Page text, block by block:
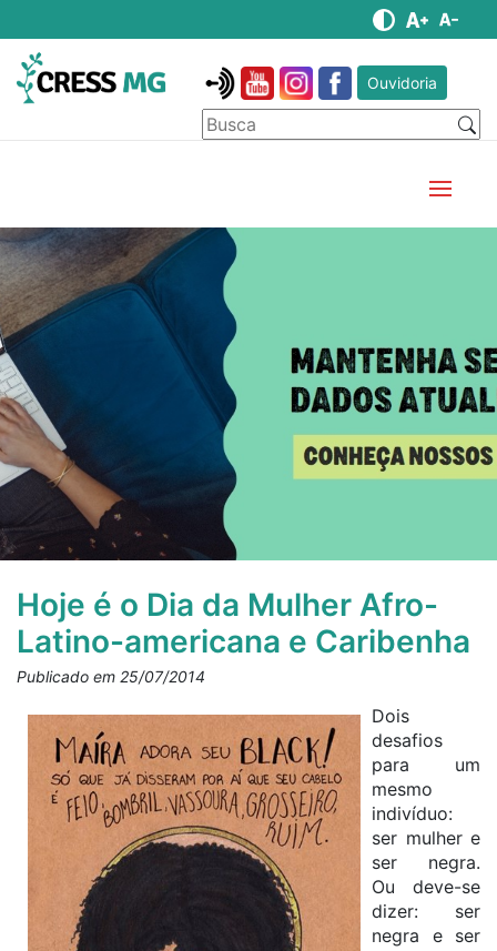
Ouvidoria
Hoje é o Dia da Mulher Afro-
Latino-americana e Caribenha
Publicado em 25/07/2014
Dois
desafios
para um
mesmo
indivíduo:
ser mulher e
ser negra.
Ou deve-se
dizer: ser
negra e ser